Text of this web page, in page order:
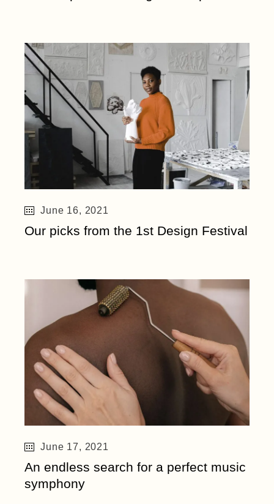
June 16, 2021
Our picks from the 1st Design Festival
June 17, 2021
An endless search for a perfect music
symphony